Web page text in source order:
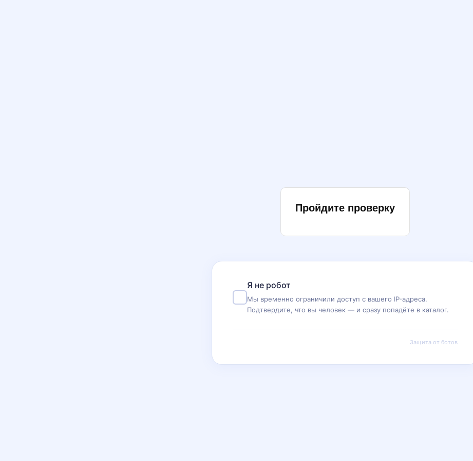
Пройдите проверку
Я не робот
Мы временно ограничили доступ с вашего IP-адреса.
Подтвердите, что вы человек — и сразу попадёте в каталог.
Защита от ботов